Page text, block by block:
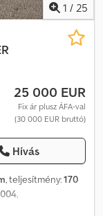
1 / 25
25 000 EUR
Fix ár plusz ÁFA-val
(30 000 EUR bruttó)
Hívás
, teljesítmény:170
,